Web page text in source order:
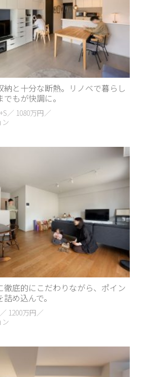
と十分な断熱。リノベで暮らし
もが快調に。
／ 1080万円／
徹底的にこだわりながら、ポイン
め込んで。
1200万円／